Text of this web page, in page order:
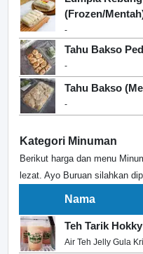
(Frozen/
-
Tahu Bakso
-
Tahu Bakso
-
Kategori Minuman
Berikut harga dan menu
lezat. Ayo Buruan silahkan
Nama
Teh Tarik
Air Teh Jelly Gula